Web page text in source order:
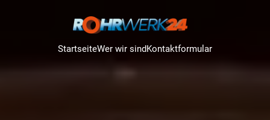
StartseiteWer wir sindKontaktformular